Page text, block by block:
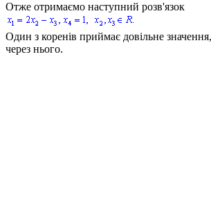
Отже отримаємо наступний розв'язок
Один з коренів приймає довільне
через нього.